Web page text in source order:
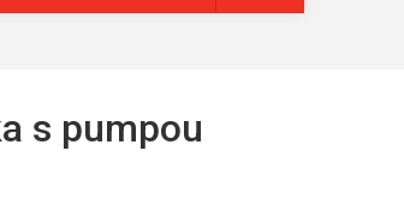
s pumpou